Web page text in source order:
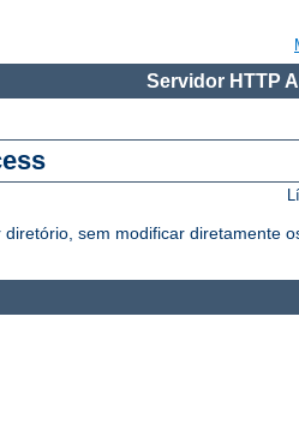
Servidor HTTP
sem modificar diretamente